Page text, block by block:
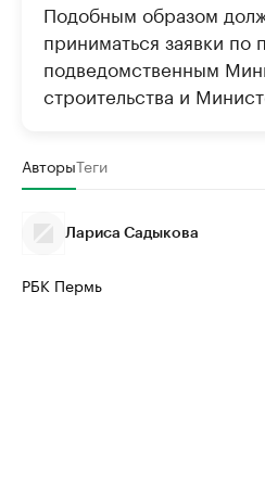
Подобным образом
приниматься заявки по
подведомственным
строительства и
АвторыТеги
Лариса Садыкова
РБК Пермь